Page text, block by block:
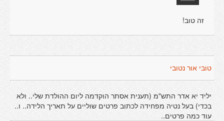
זה טוב!
טובי אור נטובי
יליד יא אדר התש"מ (תענית אסתר הוקדמה ליום ההולדת שלי.. ולא
בכדי) בעל נטיה מפחידה לכתוב פרטים שוליים על תאריך הלידה.. ו..
עוד כמה פרטים..